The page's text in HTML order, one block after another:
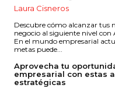
Laura Cisneros
Descubre cómo alcanzar tus
negocio al siguiente nivel con
En el mundo empresarial
metas puede...
Aprovecha tu
empresarial con estas
estratégicas